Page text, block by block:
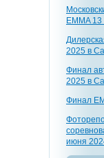
EMMA
2025 в
Финал
2025 в
Финал
июня